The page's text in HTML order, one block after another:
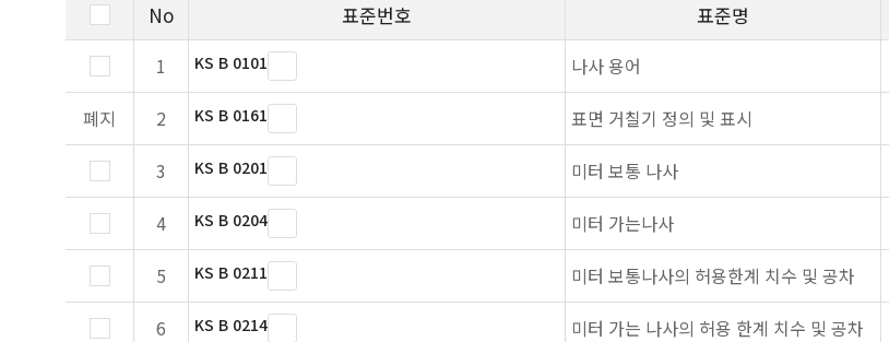
No 표준번호 표준명
1 KS B 0101 나사 용어
폐지
2 KS B 0161 표면 거칠기 정의 및 표시
3
KS B 0201 미터 보통 나사
4
KS B 0204 미터 가는나사
5
KS B 0211 미터 보통나사의 허용한계 치수 및 공차
6
KS B 0214 미터 가는 나사의 허용 한계 치수 및 공차